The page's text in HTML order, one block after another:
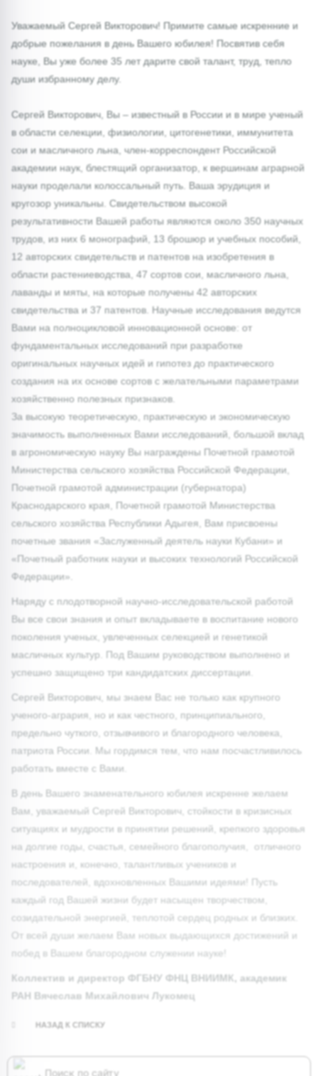
Уважаемый Сергей Викторович! Примите самые искренние и
добрые пожелания в день Вашего юбилея! Посвятив себя
науке, Вы уже более 35 лет дарите свой талант, труд, тепло
души избранному делу.
Сергей Викторович, Вы – известный в России и в мире ученый
в области селекции, физиологии, цитогенетики, иммунитета
сои и масличного льна, член-корреспондент Российской
академии наук, блестящий организатор, к вершинам аграрной
науки проделали колоссальный путь. Ваша эрудиция и
кругозор уникальны. Свидетельством высокой
результативности Вашей работы являются около 350 научных
трудов, из них 6 монографий, 13 брошюр и учебных пособий,
12 авторских свидетельств и патентов на изобретения в
области растениеводства, 47 сортов сои, масличного льна,
лаванды и мяты, на которые получены 42 авторских
свидетельства и 37 патентов. Научные исследования ведутся
Вами на полноцикловой инновационной основе: от
фундаментальных исследований при разработке
оригинальных научных идей и гипотез до практического
создания на их основе сортов с желательными параметрами
хозяйственно полезных признаков.
За высокую теоретическую, практическую и экономическую
значимость выполненных Вами исследований, большой вклад
в агрономическую науку Вы награждены Почетной грамотой
Министерства сельского хозяйства Российской Федерации,
Почетной грамотой администрации (губернатора)
Краснодарского края, Почетной грамотой Министерства
сельского хозяйства Республики Адыгея, Вам присвоены
почетные звания «Заслуженный деятель науки Кубани» и
«Почетный работник науки и высоких технологий Российской
Федерации».
Наряду с плодотворной научно-исследовательской работой
Вы все свои знания и опыт вкладываете в воспитание нового
поколения ученых, увлеченных селекцией и генетикой
масличных культур. Под Вашим руководством выполнено и
успешно защищено три кандидатских диссертации.
Сергей Викторович, мы знаем Вас не только как крупного
ученого-агрария, но и как честного, принципиального,
предельно чуткого, отзывчивого и благородного человека,
патриота России. Мы гордимся тем, что нам посчастливилось
работать вместе с Вами.
В день Вашего знаменательного юбилея искренне желаем
Вам, уважаемый Сергей Викторович, стойкости в кризисных
ситуациях и мудрости в принятии решений, крепкого здоровья
на долгие годы, счастья, семейного благополучия, отличного
настроения и, конечно, талантливых учеников и
последователей, вдохновленных Вашими идеями! Пусть
каждый год Вашей жизни будет насыщен творчеством,
созидательной энергией, теплотой сердец родных и близких.
От всей души желаем Вам новых выдающихся достижений и
побед в Вашем благородном служении науке!
Коллектив и директор ФГБНУ ФНЦ ВНИИМК, академик
РАН Вячеслав Михайлович Лукомец
НАЗАД К СПИСКУ